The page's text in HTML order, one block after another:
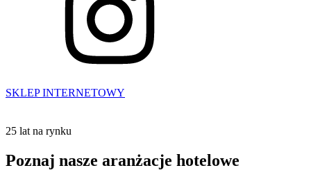
SKLEP INTERNETOWY
25 lat na rynku
Poznaj nasze aranżacje hotelowe